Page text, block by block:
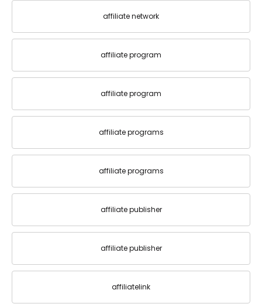
affiliate network
affiliate program
affiliate program
affiliate programs
affiliate programs
affiliate publisher
affiliate publisher
affiliatelink